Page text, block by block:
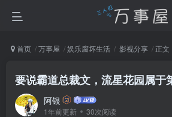
首页 万事屋 娱乐腐坏生活 影视分享 正文
要说霸道总裁文，流星花园属于
阿银
1年前更新 30次阅读